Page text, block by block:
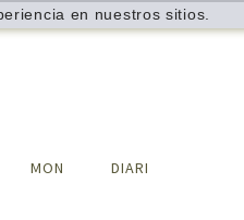
MON DIARI
en nuestros sitios.